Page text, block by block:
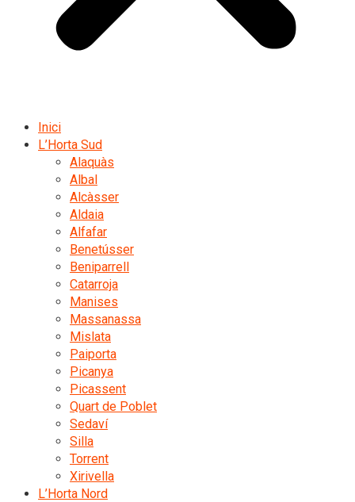
Inici
L’Horta Sud
Alaquàs
Albal
Alcàsser
Aldaia
Alfafar
Benetússer
Beniparrell
Catarroja
Manises
Massanassa
Mislata
Paiporta
Picanya
Picassent
Quart de Poblet
Sedaví
Silla
Torrent
Xirivella
L’Horta Nord